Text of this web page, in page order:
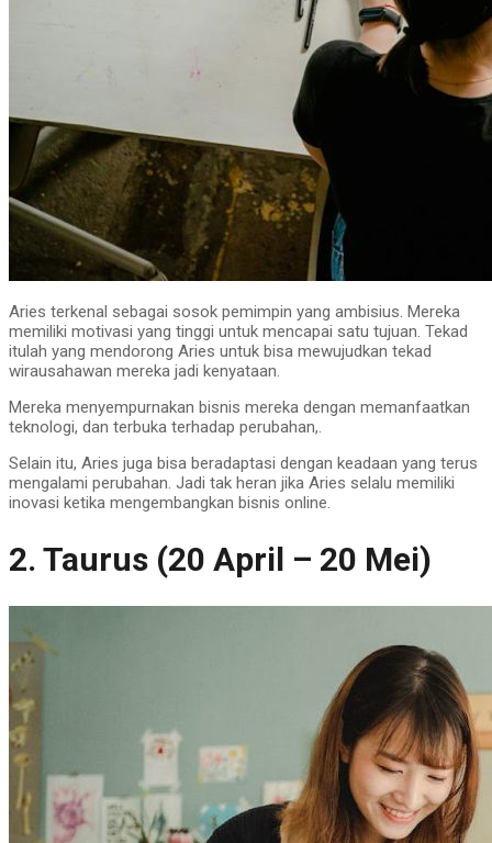
Aries terkenal sebagai sosok pemimpin yang ambisius. Mereka
memiliki motivasi yang tinggi untuk mencapai satu tujuan. Tekad
itulah yang mendorong Aries untuk bisa mewujudkan tekad
wirausahawan mereka jadi kenyataan.
Mereka menyempurnakan bisnis mereka dengan memanfaatkan
teknologi, dan terbuka terhadap perubahan,.
Selain itu, Aries juga bisa beradaptasi dengan keadaan yang terus
mengalami perubahan. Jadi tak heran jika Aries selalu memiliki
inovasi ketika mengembangkan bisnis online.
2. Taurus (20 April – 20 Mei)